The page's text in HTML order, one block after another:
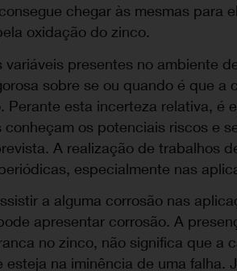
chegar às mesmas para
oxidação do zinco.
variáveis presentes no ambiente
sobre se ou quando é que a
Perante esta incerteza relativa, é
conheçam os potenciais riscos e
A realização de trabalhos
especialmente nas
a alguma corrosão nas
apresentar corrosão. A
no zinco, não significa que a
esteja na iminência de uma falha.